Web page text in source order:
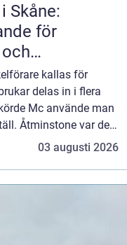
Skåne:
för
kallas för
delas in i flera
Mc använde man
Åtminstone var det
03 augusti 2026